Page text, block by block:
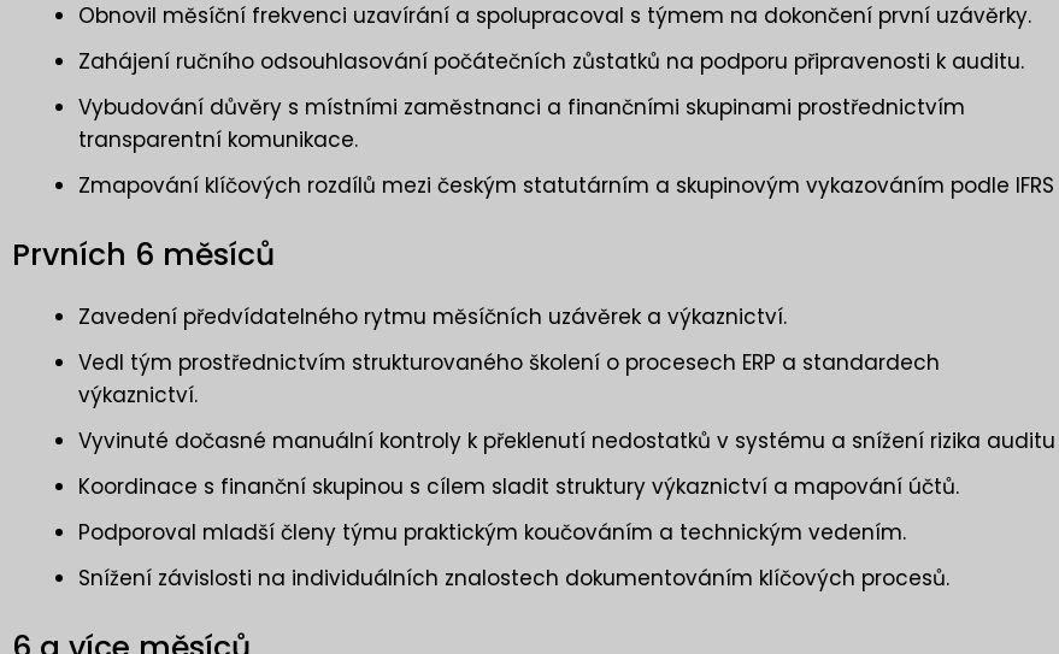
Obnovil měsíční frekvenci uzavírání a spolupracoval s týmem na dokončení první uzávěrky.
Zahájení ručního odsouhlasování počátečních zůstatků na podporu připravenosti k auditu.
Vybudování důvěry s místními zaměstnanci a finančními skupinami prostřednictvím
transparentní komunikace.
Zmapování klíčových rozdílů mezi českým statutárním a skupinovým vykazováním podle IFRS
Prvních 6 měsíců
Zavedení předvídatelného rytmu měsíčních uzávěrek a výkaznictví.
Vedl tým prostřednictvím strukturovaného školení o procesech ERP a standardech
výkaznictví.
Vyvinuté dočasné manuální kontroly k překlenutí nedostatků v systému a snížení rizika auditu
Koordinace s finanční skupinou s cílem sladit struktury výkaznictví a mapování účtů.
Podporoval mladší členy týmu praktickým koučováním a technickým vedením.
Snížení závislosti na individuálních znalostech dokumentováním klíčových procesů.